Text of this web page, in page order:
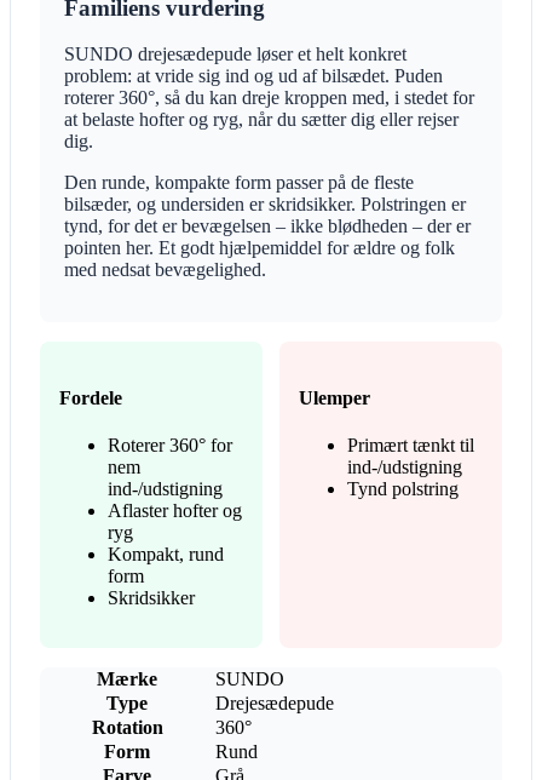
Familiens vurdering
SUNDO drejesædepude løser et helt konkret
problem: at vride sig ind og ud af bilsædet. Puden
roterer 360°, så du kan dreje kroppen med, i stedet for
at belaste hofter og ryg, når du sætter dig eller rejser
dig.
Den runde, kompakte form passer på de fleste
bilsæder, og undersiden er skridsikker. Polstringen er
tynd, for det er bevægelsen – ikke blødheden – der er
pointen her. Et godt hjælpemiddel for ældre og folk
med nedsat bevægelighed.
Fordele
Roterer 360° for
nem
ind-/udstigning
Aflaster hofter og
ryg
Kompakt, rund
form
Skridsikker
Ulemper
Primært tænkt til
ind-/udstigning
Tynd polstring
Mærke
SUNDO
Type
Drejesædepude
Rotation
360°
Form
Rund
Farve
Grå